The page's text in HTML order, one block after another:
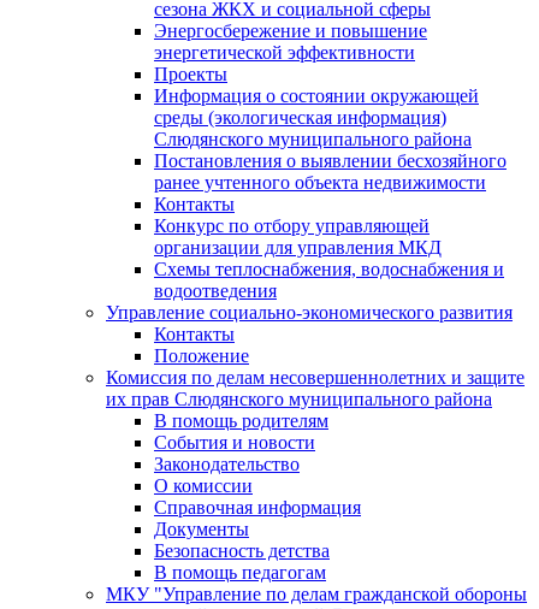
сезона ЖКХ и социальной сферы
Энергосбережение и повышение
энергетической эффективности
Проекты
Информация о состоянии окружающей
среды (экологическая информация)
Слюдянского муниципального района
Постановления о выявлении бесхозяйного
ранее учтенного объекта недвижимости
Контакты
Конкурс по отбору управляющей
организации для управления МКД
Схемы теплоснабжения, водоснабжения и
водоотведения
Управление социально-экономического развития
Контакты
Положение
Комиссия по делам несовершеннолетних и защите
их прав Слюдянского муниципального района
В помощь родителям
События и новости
Законодательство
О комиссии
Справочная информация
Документы
Безопасность детства
В помощь педагогам
МКУ "Управление по делам гражданской обороны